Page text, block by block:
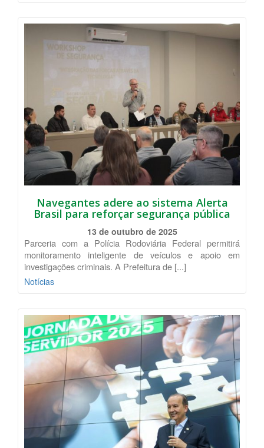
Navegantes adere ao sistema Alerta
Brasil para reforçar segurança pública
13 de outubro de 2025
Parceria com a Polícia Rodoviária Federal permitirá
monitoramento inteligente de veículos e apoio em
investigações criminais. A Prefeitura de [...]
Notícias